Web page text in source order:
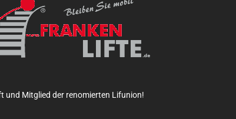
und Mitglied der renomierten Lifunion!